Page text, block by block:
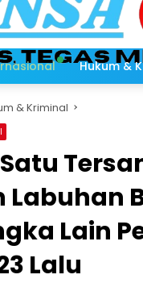
Hukum &
& Kriminal
Labuhan
Lain
Lalu